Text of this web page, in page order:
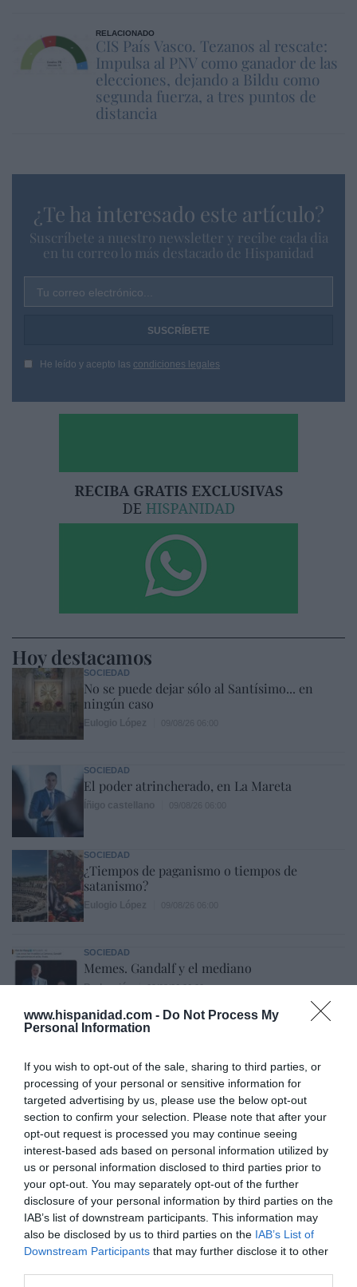
www.hispanidad.com - Do Not Process My
Personal Information
If you wish to opt-out of the sale, sharing to third parties, or
processing of your personal or sensitive information for
targeted advertising by us, please use the below opt-out
section to confirm your selection. Please note that after your
opt-out request is processed you may continue seeing
interest-based ads based on personal information utilized by
us or personal information disclosed to third parties prior to
your opt-out. You may separately opt-out of the further
disclosure of your personal information by third parties on the
IAB’s list of downstream participants. This information may
also be disclosed by us to third parties on the IAB’s List of
Downstream Participants that may further disclose it to other
RELACIONADO
CIS País Vasco. Tezanos al rescate:
Impulsa al PNV como ganador de las
elecciones, dejando a Bildu como
segunda fuerza, a tres puntos de
distancia
¿Te ha interesado este artículo?
Suscríbete a nuestro newsletter y recibe cada dia
en tu correo lo más destacado de Hispanidad
Tu correo electrónico...
He leído y acepto las condiciones legales
Hoy destacamos
SOCIEDAD
No se puede dejar sólo al Santísimo... en
ningún caso
SOCIEDAD
El poder atrincherado, en La Mareta
SOCIEDAD
¿Tiempos de paganismo o tiempos de
satanismo?
SOCIEDAD
Memes. Gandalf y el mediano
Redacción 09/08/26 06:00
acertados
Eulogio López 09/08/26 06:00
LA RESISTENCIA
Cuando los masones intentaron extorsionar
al rey Alfonso XIII
Javier Paredes 09/08/26 06:00
INTERNACIONAL
Primarias presidenciales demócratas 2028. El
icono LGTBIQ+ Pete Buttigieg regresa a
Biden